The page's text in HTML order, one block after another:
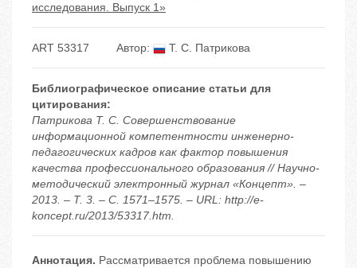
исследования. Выпуск 1»
ART 53317 Автор: Т. С. Патрикова
Библиографическое описание статьи для
цитирования:
Патрикова Т. С. Совершенствование
информационной компетентности инженерно-
педагогических кадров как фактор повышения
качества профессионального образования // Научно-
методический электронный журнал «Концепт». –
2013. – Т. 3. – С. 1571–1575. – URL: http://e-
koncept.ru/2013/53317.htm.
Аннотация. Рассматривается проблема повышению